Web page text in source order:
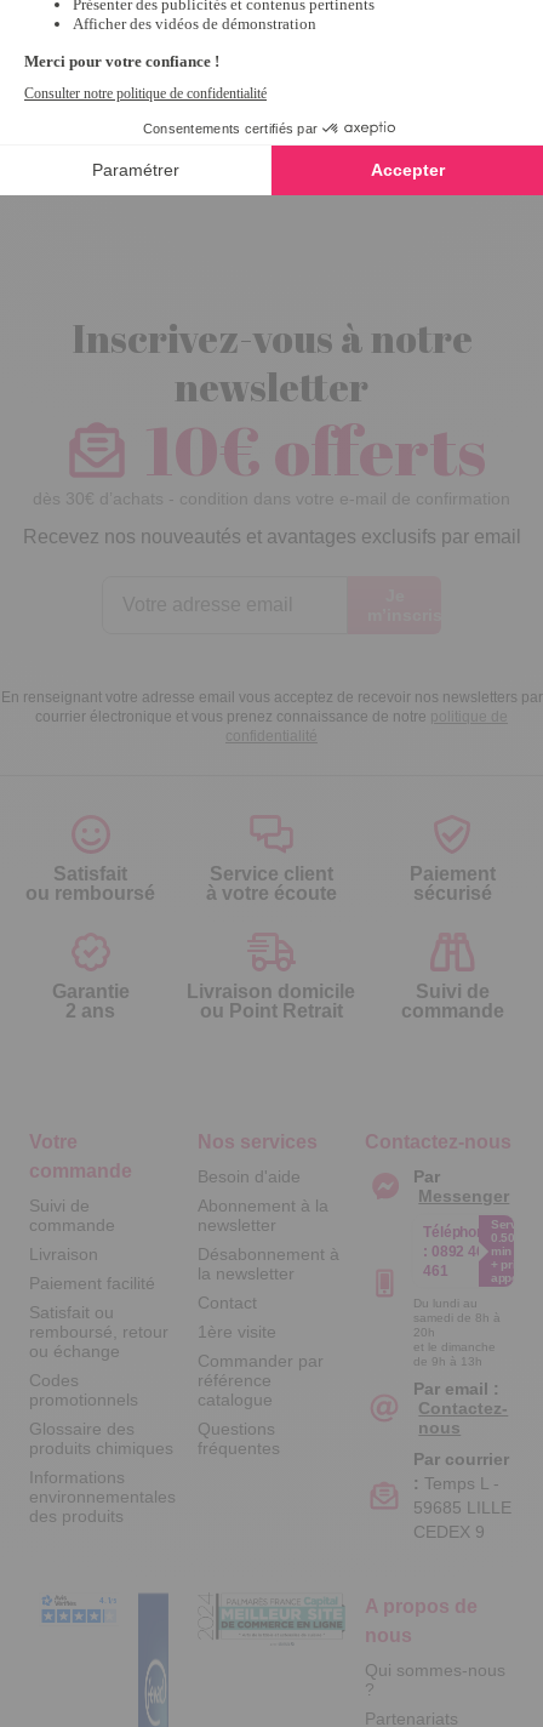
Casquette été
Beige - taille 58
Inscrivez-vous à notre
newsletter
10€ offerts
dès 30€ d’achats - condition dans votre e-mail de confirmation
Recevez nos nouveautés et avantages exclusifs par email
En renseignant votre adresse email vous acceptez de recevoir nos newsletters par
courrier électronique et vous prenez connaissance de notre politique de
confidentialité
Satisfait
ou remboursé
Service client
à votre écoute
Paiement
sécurisé
Garantie
2 ans
Livraison domicile
ou Point Retrait
Suivi de
commande
Votre
commande
Suivi de
commande
Livraison
Paiement facilité
Satisfait ou
remboursé, retour
ou échange
Codes
promotionnels
Glossaire des
produits chimiques
Informations
environnementales
des produits
Nos services
Besoin d'aide
Abonnement à la
newsletter
Désabonnement à
la newsletter
Contact
1ère visite
Commander par
référence
catalogue
Questions
fréquentes
A propos de
nous
Qui sommes-nous
?
Partenariats
Contactez-nous
Par
Messenger
Téléphone
: 0892 461
461
Service
0.50€ /
min
+ prix
appel
Du lundi au
samedi de 8h à
20h
et le dimanche
de 9h à 13h
Par email :
Contactez-
nous
Par courrier
: Temps L -
59685 LILLE
CEDEX 9